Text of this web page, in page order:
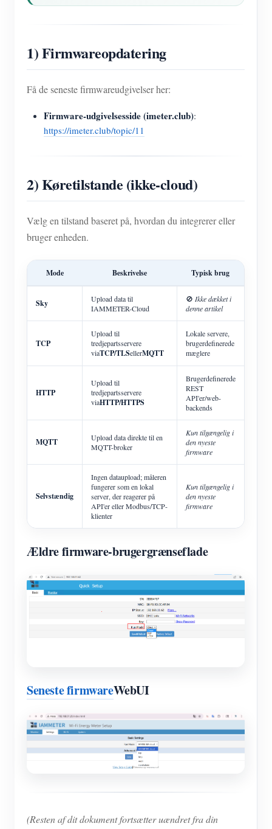
1) Firmwareopdatering
Få de seneste firmwareudgivelser her:
Firmware-udgivelsesside (imeter.club):
https://imeter.club/topic/11
2) Køretilstande (ikke-cloud)
Vælg en tilstand baseret på, hvordan du integrerer eller
bruger enheden.
Mode Beskrivelse Typisk brug
Sky
Upload data til
IAMMETER-Cloud
🚫 Ikke dækket i
denne artikel
TCP
Upload til
tredjepartsservere
viaTCP/TLSellerMQTT
Lokale servere,
brugerdefinerede
mæglere
HTTP
Upload til
tredjepartsservere
viaHTTP/HTTPS
Brugerdefinerede
REST
API'er/web-
backends
MQTT
Upload data direkte til en
MQTT-broker
Kun tilgængelig i
den nyeste
firmware
Selvstændig
Ingen dataupload; måleren
fungerer som en lokal
server, der reagerer på
API'er eller Modbus/TCP-
klienter
Kun tilgængelig i
den nyeste
firmware
Ældre firmware-brugergrænseflade
Seneste firmwareWebUI
(Resten af dit dokument fortsætter uændret fra din